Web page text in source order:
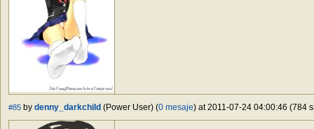
#85 by denny_darkchild (Power User) (0 mesaje) at 2011-07-24 04:00:46 (784